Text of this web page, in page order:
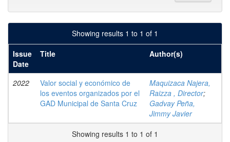
Showing results 1 to 1 of 1
Issue
Date
Title Author(s)
2022
Valor social y económico de
los eventos organizados por el
GAD Municipal de Santa Cruz
Maquizaca Najera,
Raizza , Director;
Gadvay Peña,
Jimmy Javier
Showing results 1 to 1 of 1